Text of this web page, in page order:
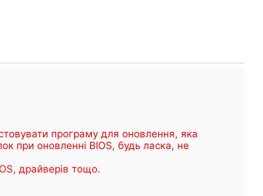
програму для оновлення, яка
при оновленні BIOS, будь ласка, не
драйверів тощо.